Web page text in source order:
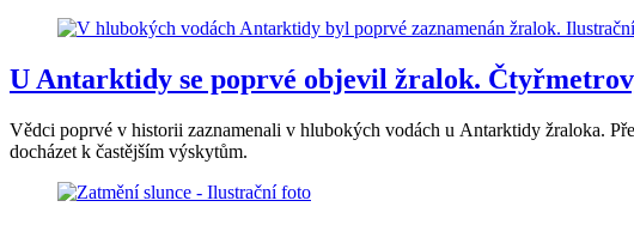
U Antarktidy se poprvé objevil žralok.
Vědci poprvé v historii zaznamenali v hlubokých vodách u Antarktidy žraloka.
docházet k častějším výskytům.